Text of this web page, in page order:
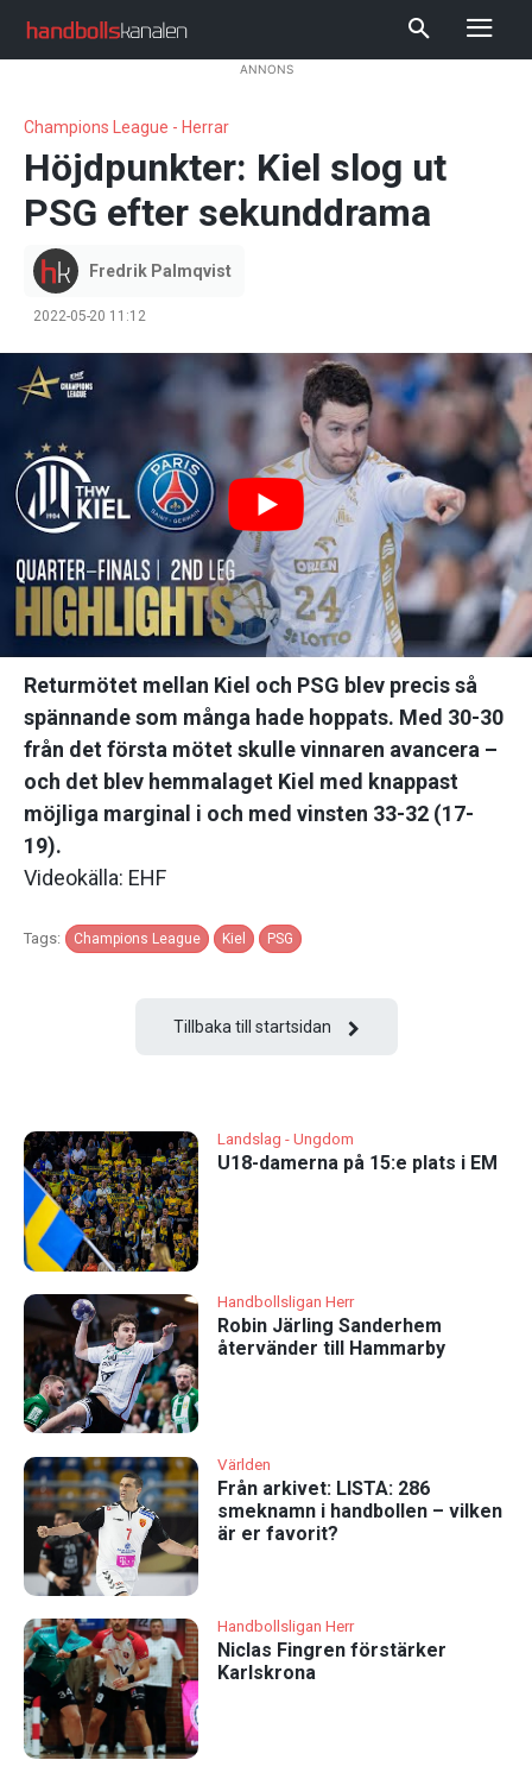
ANNONS
Champions League - Herrar
Höjdpunkter: Kiel slog ut
PSG efter sekunddrama
Fredrik Palmqvist
2022-05-20 11:12
Returmötet mellan Kiel och PSG blev precis så
spännande som många hade hoppats. Med 30-30
från det första mötet skulle vinnaren avancera –
och det blev hemmalaget Kiel med knappast
möjliga marginal i och med vinsten 33-32 (17-
19).
Videokälla: EHF
Tags: Champions League Kiel PSG
Tillbaka till startsidan
Landslag - Ungdom
U18-damerna på 15:e plats i EM
Handbollsligan Herr
Robin Järling Sanderhem
återvänder till Hammarby
Världen
Från arkivet: LISTA: 286
smeknamn i handbollen – vilken
är er favorit?
Handbollsligan Herr
Niclas Fingren förstärker
Karlskrona